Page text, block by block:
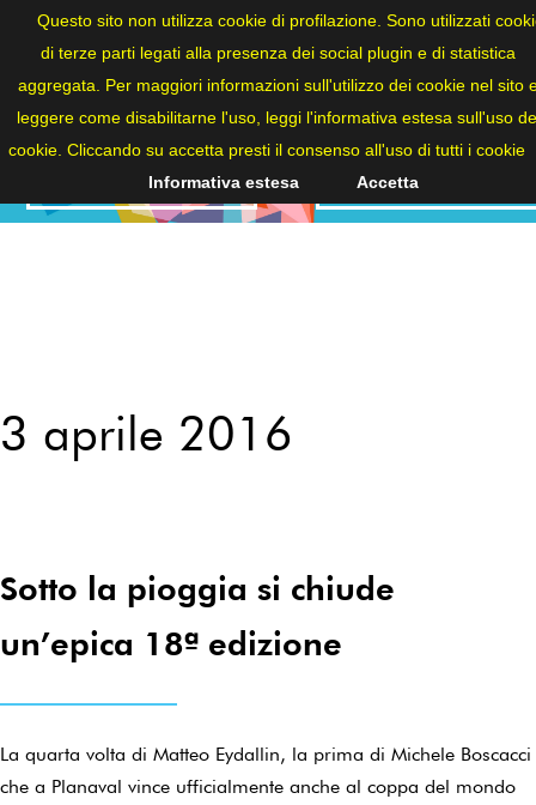
ITA
NEWS 2016
3 aprile 2016
Sotto la pioggia si chiude
un’epica 18ª edizione
La quarta volta di Matteo Eydallin, la prima di Michele Boscacci
che a Planaval vince ufficialmente anche al coppa del mondo
Questo sito non utilizza cookie di profilazione. Sono utilizzati
di terze parti legati alla presenza dei social plugin e di statistica
aggregata. Per maggiori informazioni sull'utilizzo dei cookie nel sito
leggere come disabilitarne l'uso, leggi l'informativa estesa sull'uso
cookie. Cliccando su accetta presti il consenso all'uso di tutti i cookie
Informativa estesa
Accetta